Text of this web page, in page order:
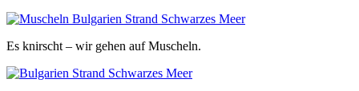
Es knirscht – wir gehen auf Muscheln.